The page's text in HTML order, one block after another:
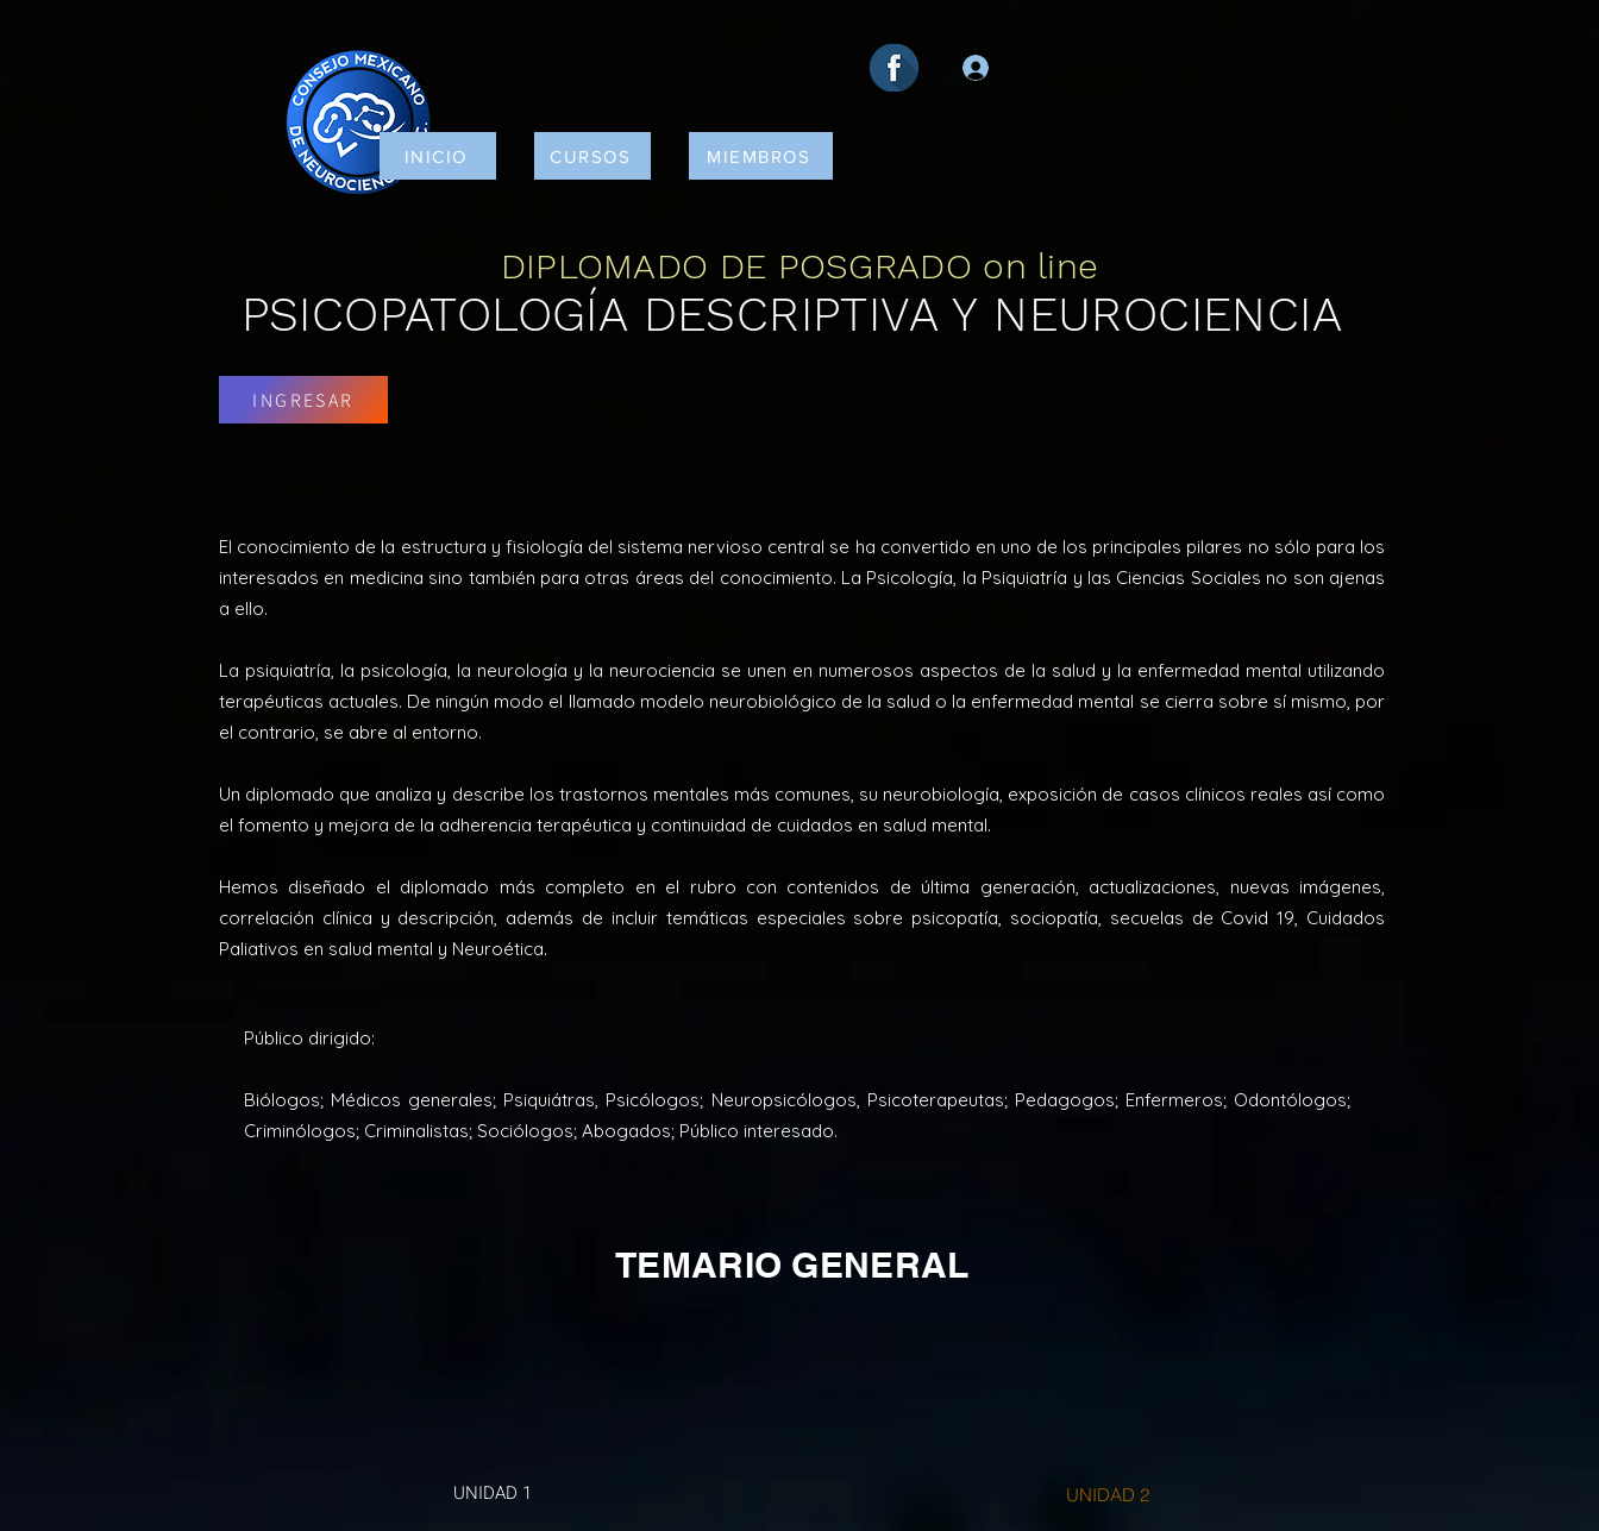
INICIO CURSOS MIEMBROS
DIPLOMADO DE POSGRADO on line
PSICOPATOLOGÍA DESCRIPTIVA Y NEUROCIENCIA
INGRESAR
El conocimiento de la estructura y fisiología del sistema nervioso central se ha convertido en uno de los principales pilares no sólo para los
interesados en medicina sino también para otras áreas del conocimiento. La Psicología, la Psiquiatría y las Ciencias Sociales no son ajenas
a ello.
La psiquiatría, la psicología, la neurología y la neurociencia se unen en numerosos aspectos de la salud y la enfermedad mental utilizando
terapéuticas actuales. De ningún modo el llamado modelo neurobiológico de la salud o la enfermedad mental se cierra sobre sí mismo, por
el contrario, se abre al entorno.
Un diplomado que analiza y describe los trastornos mentales más comunes, su neurobiología, exposición de casos clínicos reales así como
el fomento y mejora de la adherencia terapéutica y continuidad de cuidados en salud mental.
Hemos diseñado el diplomado más completo en el rubro con contenidos de última generación, actualizaciones, nuevas imágenes,
correlación clínica y descripción, además de incluir temáticas especiales sobre psicopatía, sociopatía, secuelas de Covid 19, Cuidados
Paliativos en salud mental y Neuroética.
Público dirigido:
Biólogos; Médicos generales; Psiquiátras, Psicólogos; Neuropsicólogos, Psicoterapeutas; Pedagogos; Enfermeros; Odontólogos;
Criminólogos; Criminalistas; Sociólogos; Abogados; Público interesado.
TEMARIO GENERAL
UNIDAD 1
UNIDAD 2